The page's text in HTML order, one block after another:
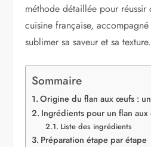
méthode détaillée pour réussir
cuisine française,
sublimer sa saveur et sa texture.
Sommaire
Origine du flan aux œufs :
Ingrédients pour un flan
Liste des ingrédients
Préparation étape par étape